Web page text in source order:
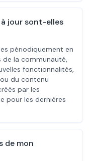
jour sont-elles
périodiquement en
la communauté,
fonctionnalités,
du contenu
par les
pour les dernières
de mon